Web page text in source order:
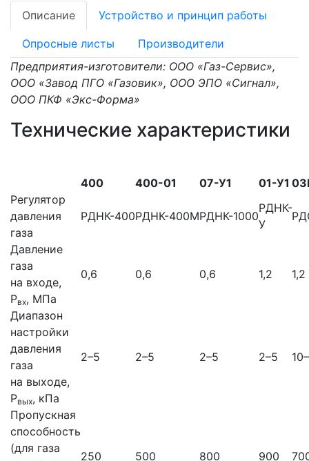
Описание
Устройство и принцип работы
Опросные листы
Производители
Предприятия-изготовители: ООО «Газ-Сервис»,
ООО «Завод ПГО «Газовик», ООО ЭПО «Сигнал»,
ООО ПКФ «Экс-Форма»
Технические характеристики
400 400-01 07-У1 01-У1
Регулятор
давления
газа
РДНК-400РДНК-400МРДНК-1000
РДНК-
У
Давление
газа
на входе,
Рвх, МПа
0,6 0,6 0,6 1,2 1,2
Диапазон
настройки
давления
газа
на выходе,
Рвых, кПа
2–5 2–5 2–5 2–5
Пропускная
способность
(для газа
250 500 800 900